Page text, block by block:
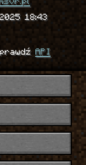
18:43
API